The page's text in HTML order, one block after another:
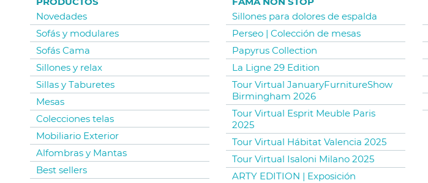
Novedades
Sofás y modulares
Sofás Cama
Sillones y relax
Sillas y Taburetes
Mesas
Colecciones telas
Mobiliario Exterior
Alfombras y Mantas
Best sellers
Sillones para dolores de espalda
Perseo | Colección de mesas
Papyrus Collection
La Ligne 29 Edition
Tour Virtual JanuaryFurnitureShow
Birmingham 2026
Tour Virtual Esprit Meuble Paris
2025
Tour Virtual Hábitat Valencia 2025
Tour Virtual Isaloni Milano 2025
ARTY EDITION | Exposición